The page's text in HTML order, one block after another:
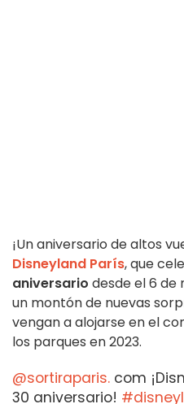
¡Un aniversario de altos
Disneyland París, que
aniversario desde el 6 de
un montón de nuevas
vengan a alojarse en el
los parques en 2023.
@sortiraparis. com
30 aniversario!